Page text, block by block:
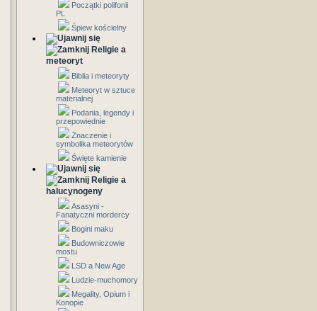
Początki polifonii
PL
Śpiew kościelny
Religie a
meteoryt
Biblia i meteoryty
Meteoryt w sztuce
materialnej
Podania, legendy i
przepowiednie
Znaczenie i
symbolika meteorytów
Święte kamienie
Religie a
halucynogeny
Asasyni -
Fanatyczni mordercy
Bogini maku
Budowniczowie
mostu
LSD a New Age
Ludzie-muchomory
Megality, Opium i
Konopie